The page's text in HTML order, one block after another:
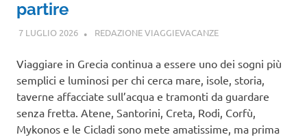
partire
7 LUGLIO 2026 REDAZIONE VIAGGIEVACANZEVIAGGI NEL MONDO
Viaggiare in Grecia continua a essere uno dei sogni più
semplici e luminosi per chi cerca mare, isole, storia,
taverne affacciate sull’acqua e tramonti da guardare
senza fretta. Atene, Santorini, Creta, Rodi, Corfù,
Mykonos e le Cicladi sono mete amatissime, ma prima